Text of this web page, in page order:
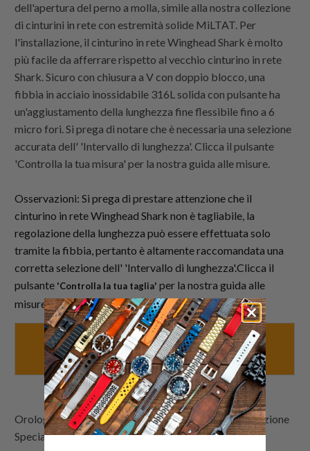
dell'apertura del perno a molla, simile alla nostra collezione
di cinturini in rete con estremità solide MiLTAT. Per
l'installazione, il cinturino in rete Winghead Shark è molto
più facile da afferrare rispetto al vecchio cinturino in rete
Shark. Sicuro con chiusura a V con doppio blocco, una
fibbia in acciaio inossidabile 316L solida con pulsante ha
un'aggiustamento della lunghezza fine flessibile fino a 6
micro fori. Si prega di notare che è necessaria una selezione
accurata dell' 'Intervallo di lunghezza'. Clicca il pulsante
'Controlla la tua misura' per la nostra guida alle misure.
Osservazioni: Si prega di prestare attenzione che il
cinturino in rete Winghead Shark non è tagliabile, la
regolazione della lunghezza può essere effettuata solo
tramite la fibbia, pertanto è altamente raccomandata una
corretta selezione dell' 'Intervallo di lunghezza'.Clicca il
pulsante 'Controlla la tua taglia' per la nostra guida alle
misure.
Controlla la tua tagliaQUI
Orologi demo Lookbook: SEI 5 Sports Brian May Edizione
Speciale SRPE83